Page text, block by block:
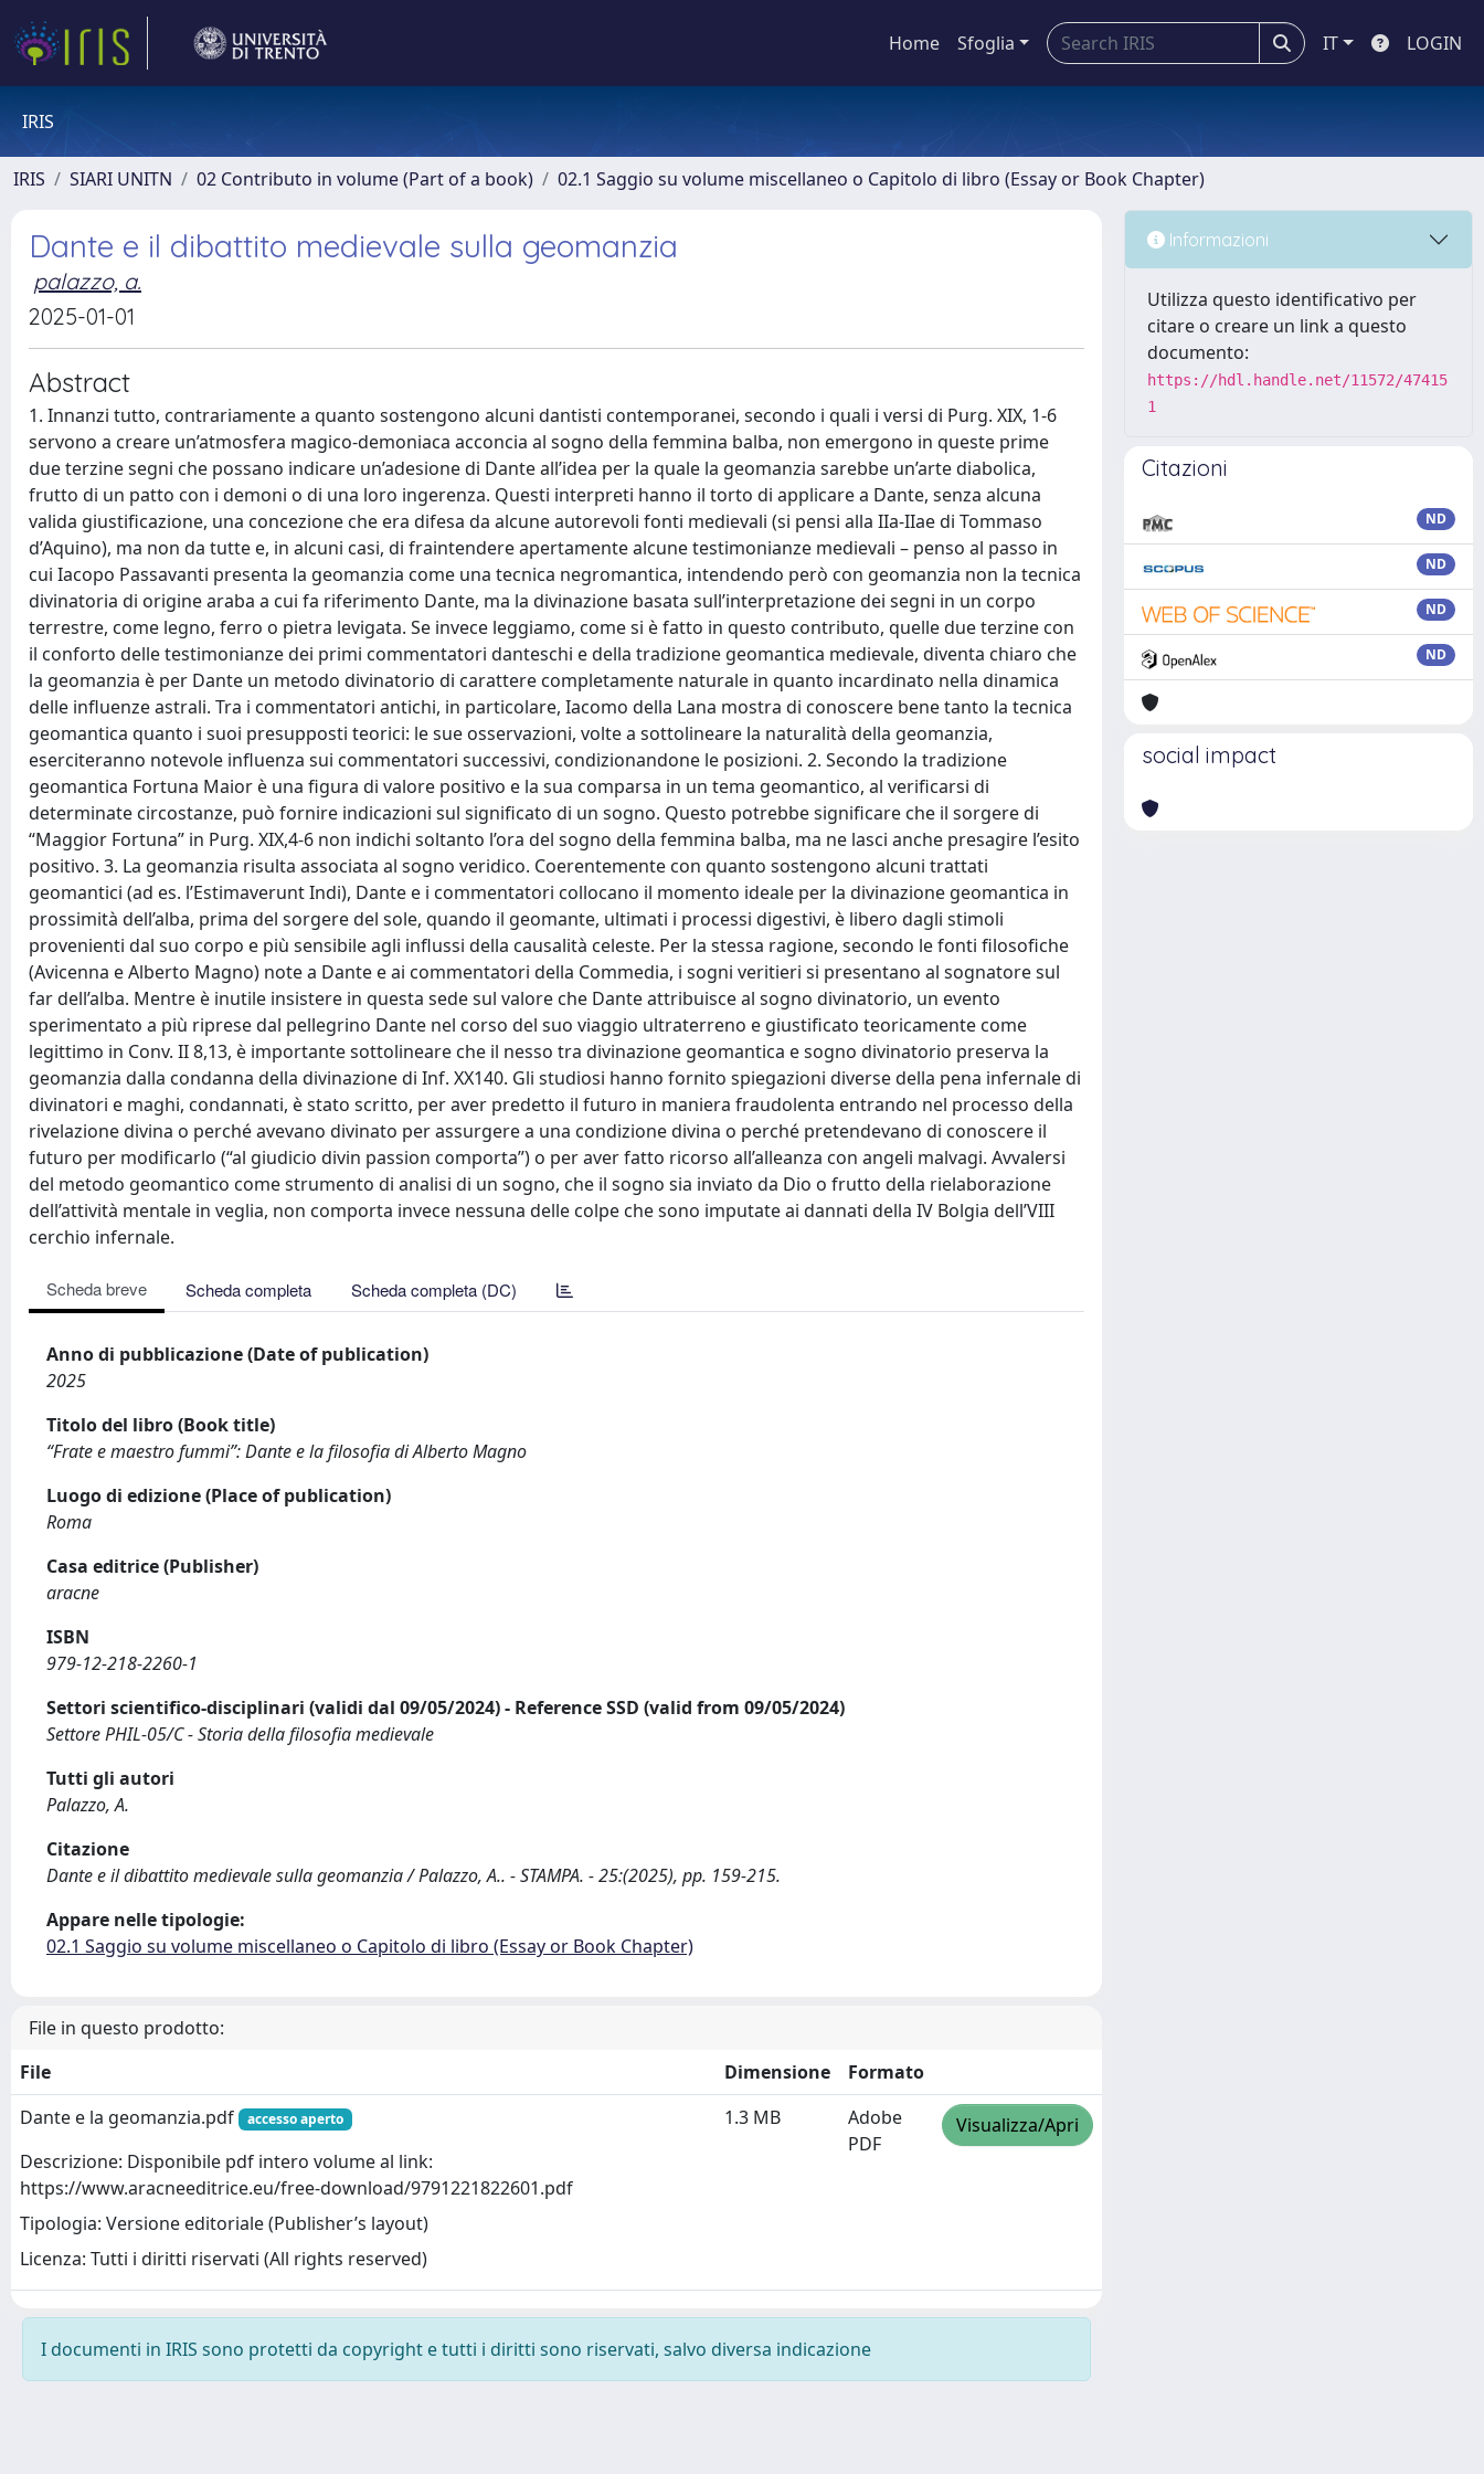
Home Sfoglia IT LOGIN
IRIS
IRIS SIARI UNITN 02 Contributo in volume (Part of a book) 02.1 Saggio su volume miscellaneo o Capitolo di libro (Essay or Book Chapter)
Dante e il dibattito medievale sulla geomanzia
palazzo, a.
2025-01-01
Abstract
1. Innanzi tutto, contrariamente a quanto sostengono alcuni dantisti contemporanei, secondo i quali i versi di Purg. XIX, 1-6
servono a creare un’atmosfera magico-demoniaca acconcia al sogno della femmina balba, non emergono in queste prime
due terzine segni che possano indicare un’adesione di Dante all’idea per la quale la geomanzia sarebbe un’arte diabolica,
frutto di un patto con i demoni o di una loro ingerenza. Questi interpreti hanno il torto di applicare a Dante, senza alcuna
valida giustificazione, una concezione che era difesa da alcune autorevoli fonti medievali (si pensi alla IIa-IIae di Tommaso
d’Aquino), ma non da tutte e, in alcuni casi, di fraintendere apertamente alcune testimonianze medievali – penso al passo in
cui Iacopo Passavanti presenta la geomanzia come una tecnica negromantica, intendendo però con geomanzia non la tecnica
divinatoria di origine araba a cui fa riferimento Dante, ma la divinazione basata sull’interpretazione dei segni in un corpo
terrestre, come legno, ferro o pietra levigata. Se invece leggiamo, come si è fatto in questo contributo, quelle due terzine con
il conforto delle testimonianze dei primi commentatori danteschi e della tradizione geomantica medievale, diventa chiaro che
la geomanzia è per Dante un metodo divinatorio di carattere completamente naturale in quanto incardinato nella dinamica
delle influenze astrali. Tra i commentatori antichi, in particolare, Iacomo della Lana mostra di conoscere bene tanto la tecnica
geomantica quanto i suoi presupposti teorici: le sue osservazioni, volte a sottolineare la naturalità della geomanzia,
eserciteranno notevole influenza sui commentatori successivi, condizionandone le posizioni. 2. Secondo la tradizione
geomantica Fortuna Maior è una figura di valore positivo e la sua comparsa in un tema geomantico, al verificarsi di
determinate circostanze, può fornire indicazioni sul significato di un sogno. Questo potrebbe significare che il sorgere di
“Maggior Fortuna” in Purg. XIX,4-6 non indichi soltanto l’ora del sogno della femmina balba, ma ne lasci anche presagire l’esito
positivo. 3. La geomanzia risulta associata al sogno veridico. Coerentemente con quanto sostengono alcuni trattati
geomantici (ad es. l’Estimaverunt Indi), Dante e i commentatori collocano il momento ideale per la divinazione geomantica in
prossimità dell’alba, prima del sorgere del sole, quando il geomante, ultimati i processi digestivi, è libero dagli stimoli
provenienti dal suo corpo e più sensibile agli influssi della causalità celeste. Per la stessa ragione, secondo le fonti filosofiche
(Avicenna e Alberto Magno) note a Dante e ai commentatori della Commedia, i sogni veritieri si presentano al sognatore sul
far dell’alba. Mentre è inutile insistere in questa sede sul valore che Dante attribuisce al sogno divinatorio, un evento
sperimentato a più riprese dal pellegrino Dante nel corso del suo viaggio ultraterreno e giustificato teoricamente come
legittimo in Conv. II 8,13, è importante sottolineare che il nesso tra divinazione geomantica e sogno divinatorio preserva la
geomanzia dalla condanna della divinazione di Inf. XX140. Gli studiosi hanno fornito spiegazioni diverse della pena infernale di
divinatori e maghi, condannati, è stato scritto, per aver predetto il futuro in maniera fraudolenta entrando nel processo della
rivelazione divina o perché avevano divinato per assurgere a una condizione divina o perché pretendevano di conoscere il
futuro per modificarlo (“al giudicio divin passion comporta”) o per aver fatto ricorso all’alleanza con angeli malvagi. Avvalersi
del metodo geomantico come strumento di analisi di un sogno, che il sogno sia inviato da Dio o frutto della rielaborazione
dell’attività mentale in veglia, non comporta invece nessuna delle colpe che sono imputate ai dannati della IV Bolgia dell’VIII
cerchio infernale.
Scheda breve Scheda completa Scheda completa (DC)
Anno di pubblicazione (Date of publication)
2025
Titolo del libro (Book title)
“Frate e maestro fummi”: Dante e la filosofia di Alberto Magno
Luogo di edizione (Place of publication)
Roma
Casa editrice (Publisher)
aracne
ISBN
979-12-218-2260-1
Settori scientifico-disciplinari (validi dal 09/05/2024) - Reference SSD (valid from 09/05/2024)
Settore PHIL-05/C - Storia della filosofia medievale
Tutti gli autori
Palazzo, A.
Citazione
Dante e il dibattito medievale sulla geomanzia / Palazzo, A.. - STAMPA. - 25:(2025), pp. 159-215.
Appare nelle tipologie:
02.1 Saggio su volume miscellaneo o Capitolo di libro (Essay or Book Chapter)
File in questo prodotto:
File
Dimensione
Formato
Dante e la geomanzia.pdf
accesso aperto
Descrizione: Disponibile pdf intero volume al link:
https://www.aracneeditrice.eu/free-download/9791221822601.pdf
Tipologia: Versione editoriale (Publisher’s layout)
Licenza: Tutti i diritti riservati (All rights reserved)
1.3 MB
Adobe
PDF
Visualizza/Apri
I documenti in IRIS sono protetti da copyright e tutti i diritti sono riservati, salvo diversa indicazione
Informazioni
Utilizza questo identificativo per
citare o creare un link a questo
documento:
https://hdl.handle.net/11572/47415
1
Citazioni
ND
ND
ND
ND
social impact